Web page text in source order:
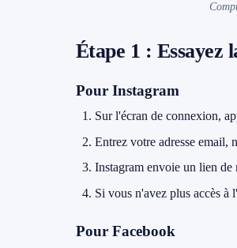
Étape 1 : Essayez
Pour Instagram
Sur l'écran de connexion,
Entrez votre adresse email,
Instagram envoie un lien
Si vous n'avez plus accès à
Pour Facebook